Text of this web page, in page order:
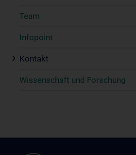
Team
Infopoint
Kontakt
Wissenschaft und Forschung